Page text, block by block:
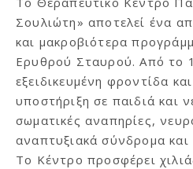
Σουλιώτη» αποτελεί ένα
και μακροβιότερα
Ερυθρού Σταυρού. Από το
εξειδικευμένη φροντίδα
υποστήριξη σε παιδιά και
σωματικές αναπηρίες,
αναπτυξιακά σύνδρομα και
Το Κέντρο προσφέρει